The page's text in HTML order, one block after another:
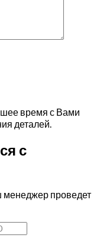
время с Вами
деталей.
с
проведет